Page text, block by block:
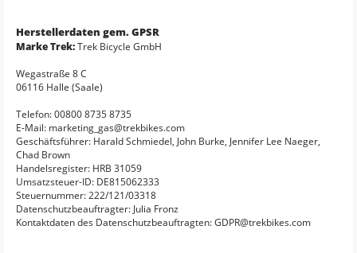
Herstellerdaten gem. GPSR
Marke Trek:Trek Bicycle GmbH
Wegastraße 8 C
06116 Halle (Saale)
Telefon: 00800 8735 8735
E-Mail: marketing_gas@trekbikes.com
Geschäftsführer: Harald Schmiedel, John Burke, Jennifer Lee Naeger,
Chad Brown
Handelsregister: HRB 31059
Umsatzsteuer-ID: DE815062333
Steuernummer: 222/121/03318
Datenschutzbeauftragter: Julia Fronz
Kontaktdaten des Datenschutzbeauftragten: GDPR@trekbikes.com